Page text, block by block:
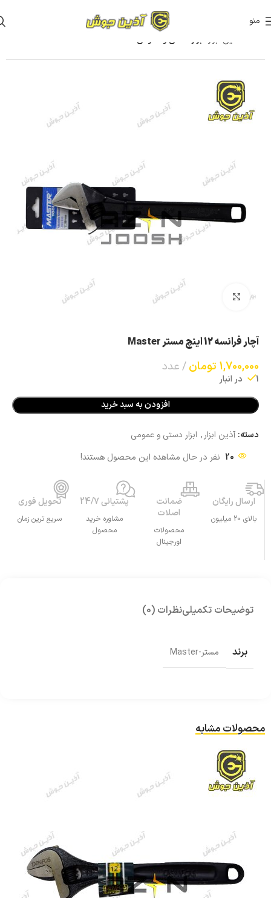
منو
آذین ابزار ابزار دستی و عمومی
بزرگنمایی تصویر
آچار فرانسه 12 اینچ مستر Master
1,700,000 تومان عدد
1 در انبار
افزودن به سبد خرید
دسته: آذین ابزار , ابزار دستی و عمومی
20 نفر در حال مشاهده این محصول هستند!
ارسال رایگان
بالای 20 میلیون
ضمانت
اصلات
محصولات
اورجینال
پشتیانی 24/7
مشاوره خرید
محصول
تحویل فوری
سریع ترین زمان
توضیحات تکمیلینظرات (0)
برند مستر-Master
محصولات مشابه